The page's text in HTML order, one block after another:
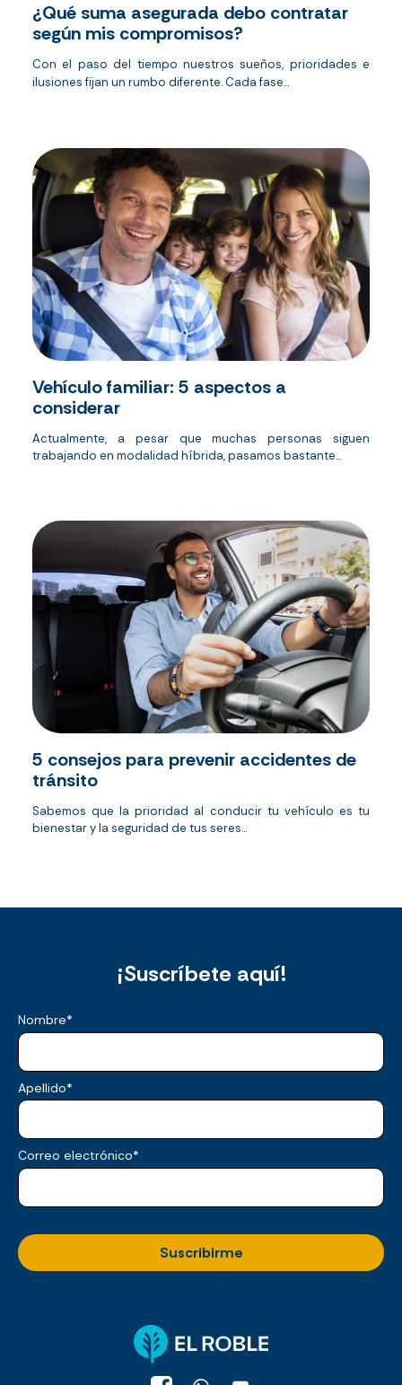
¿Qué suma asegurada debo contratar
según mis compromisos?
Con el paso del tiempo nuestros sueños, prioridades e
ilusiones fijan un rumbo diferente. Cada fase...
Vehículo familiar: 5 aspectos a
considerar
Actualmente, a pesar que muchas personas siguen
trabajando en modalidad híbrida, pasamos bastante...
5 consejos para prevenir accidentes de
tránsito
Sabemos que la prioridad al conducir tu vehículo es tu
bienestar y la seguridad de tus seres...
¡Suscríbete aquí!
Nombre*
Apellido*
Correo electrónico*